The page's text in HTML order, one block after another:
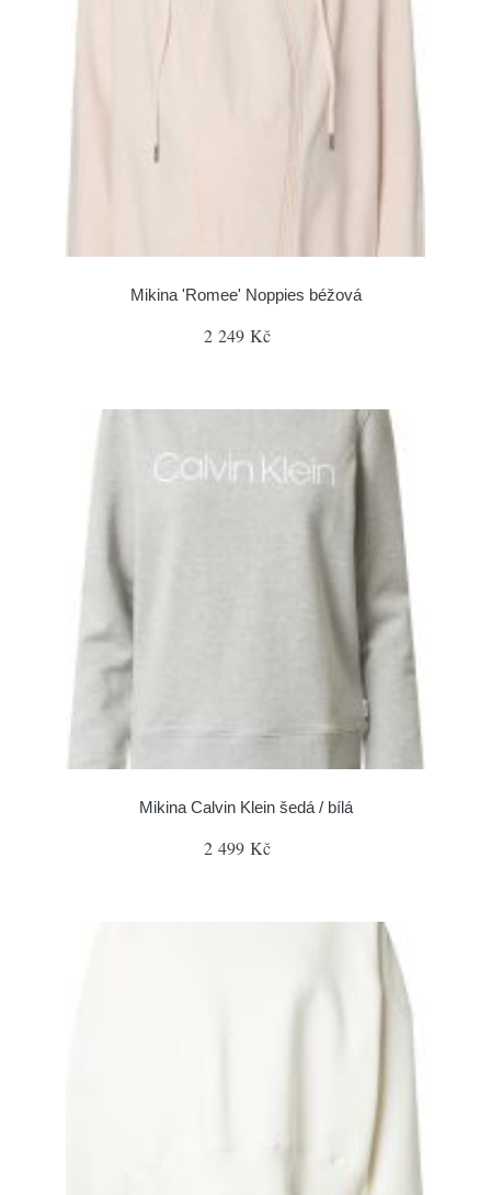
Mikina 'Romee' Noppies béžová
2 249 Kč
Mikina Calvin Klein šedá / bílá
2 499 Kč